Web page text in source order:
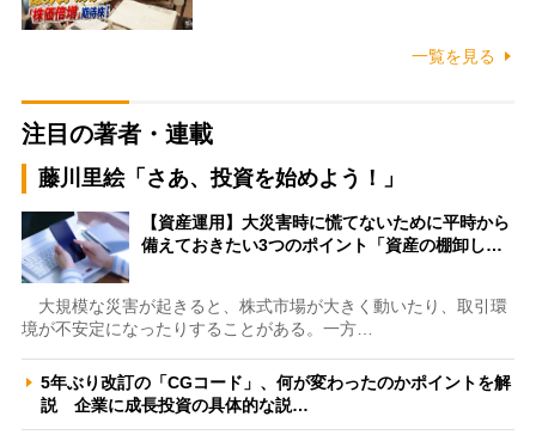
一覧を見る
注目の著者・連載
藤川里絵「さあ、投資を始めよう！」
【資産運用】大災害時に慌てないために平時から
備えておきたい3つのポイント「資産の棚卸し…
大規模な災害が起きると、株式市場が大きく動いたり、取引環
境が不安定になったりすることがある。一方…
5年ぶり改訂の「CGコード」、何が変わったのかポイントを解
説 企業に成長投資の具体的な説…